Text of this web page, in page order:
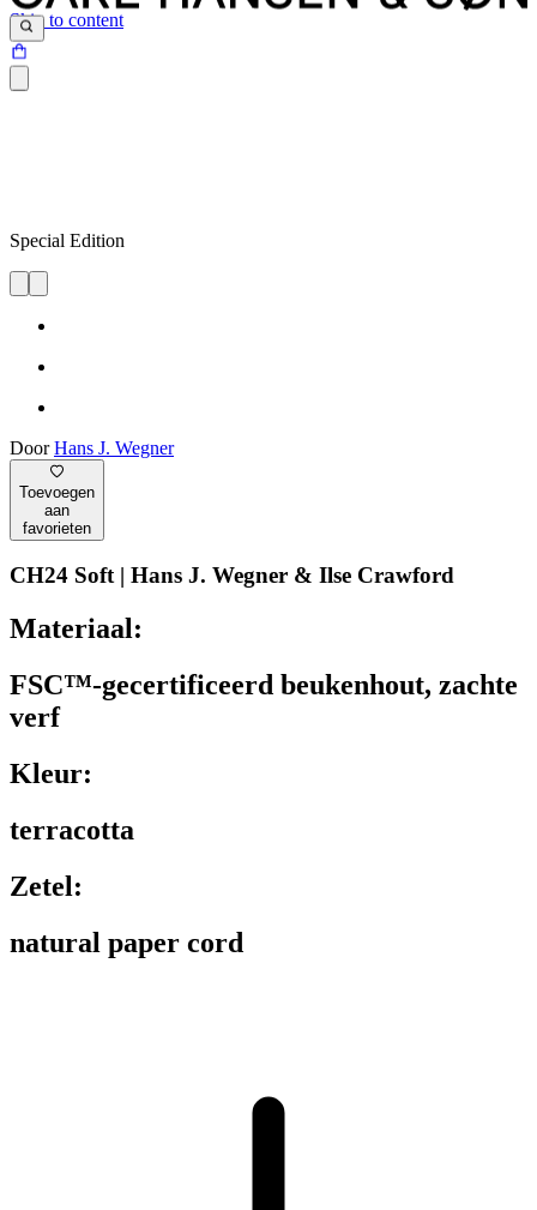
Skip to content
Special Edition
DoorHans J. Wegner
Toevoegen
aan
favorieten
CH24 Soft | Hans J. Wegner & Ilse Crawford
Materiaal:
FSC™-gecertificeerd beukenhout, zachte
verf
Kleur:
terracotta
Zetel:
natural paper cord